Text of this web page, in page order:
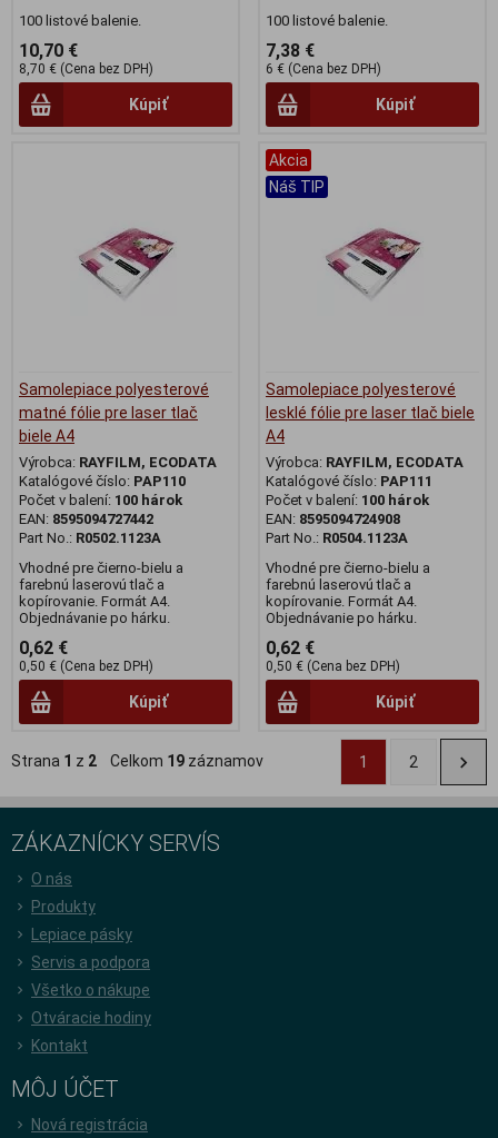
100 listové balenie.
10,70 €
8,70 € (Cena bez DPH)
Kúpiť
100 listové balenie.
7,38 €
6 € (Cena bez DPH)
Kúpiť
Samolepiace polyesterové
matné fólie pre laser tlač
biele A4
Výrobca: RAYFILM, ECODATA
Katalógové číslo: PAP110
Počet v balení: 100 hárok
EAN: 8595094727442
Part No.: R0502.1123A
Vhodné pre čierno-bielu a
farebnú laserovú tlač a
kopírovanie. Formát A4.
Objednávanie po hárku.
0,62 €
0,50 € (Cena bez DPH)
Kúpiť
Akcia
Náš TIP
Samolepiace polyesterové
lesklé fólie pre laser tlač biele
A4
Výrobca: RAYFILM, ECODATA
Katalógové číslo: PAP111
Počet v balení: 100 hárok
EAN: 8595094724908
Part No.: R0504.1123A
Vhodné pre čierno-bielu a
farebnú laserovú tlač a
kopírovanie. Formát A4.
Objednávanie po hárku.
0,62 €
0,50 € (Cena bez DPH)
Kúpiť
Strana 1 z 2 Celkom 19 záznamov 1 2
ZÁKAZNÍCKY SERVÍS
O nás
Produkty
Lepiace pásky
Servis a podpora
Všetko o nákupe
Otváracie hodiny
Kontakt
MÔJ ÚČET
Nová registrácia